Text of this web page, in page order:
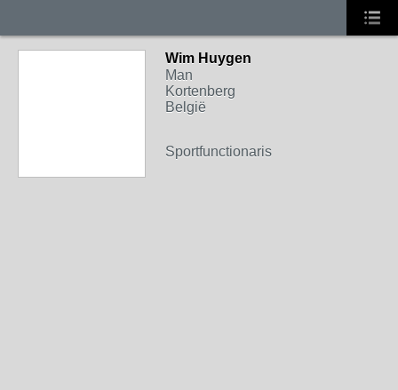
Wim Huygen
Man
Kortenberg
België
Sportfunctionaris